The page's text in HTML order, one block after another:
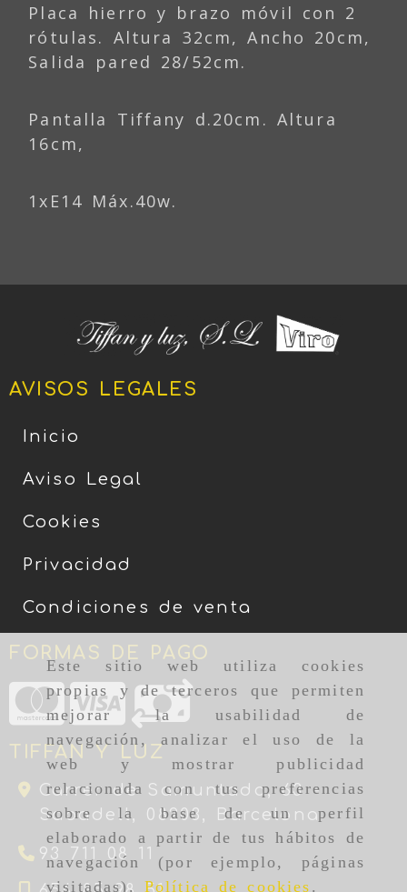
Este sitio web utiliza cookies
propias y de terceros que permiten
mejorar la usabilidad de
navegación, analizar el uso de la
web y mostrar publicidad
relacionada con tus preferencias
sobre la base de un perfil
elaborado a partir de tus hábitos de
navegación (por ejemplo, páginas
visitadas). Política de cookies .
Placa hierro y brazo móvil con 2
rótulas. Altura 32cm, Ancho 20cm,
Salida pared 28/52cm.
Pantalla Tiffany d.20cm. Altura
16cm,
1xE14 Máx.40w.
AVISOS LEGALES
Inicio
Aviso Legal
Cookies
Privacidad
Condiciones de venta
FORMAS DE PAGO
TIFFAN Y LUZ
Carrer de Samuntada, 63 -
Sabadell, 08203, Barcelona
93 711 08 11